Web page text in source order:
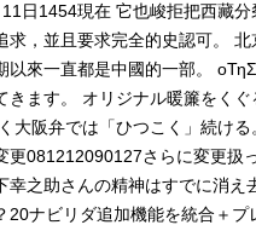
日1454現在 它也峻拒把西藏
求，並且要求完全的史認可。
以來一直都是中國的一部。
きます。 オリジナル暖簾をく
大阪弁では「ひつこく」続け
更081212090127さらに変更
下幸之助さんの精神はすで
20ナビリダ追加機能を統合＋